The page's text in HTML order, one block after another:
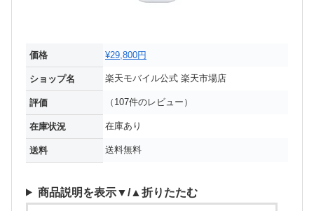
価格 ¥29,800円
ショップ名 楽天モバイル公式 楽天市場店
評価 （107件のレビュー）
在庫状況 在庫あり
送料 送料無料
商品説明を表示▼/▲折りたたむ